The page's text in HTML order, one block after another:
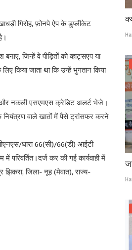
गिरोह, फ़ोनपे ऐप के डुप्लीकेट
जिन्हें वे पीड़ितों को व्हाट्सएप या
किया जाता था कि उन्हें भुगतान किया
और नकली एसएमएस क्रेडिट अलर्ट भेजे।
नियंत्रण वाले खातों में पैसे ट्रांसफर करने
धारा 66(सी)/66(डी) आईटी
कर की गई कार्यवाही में
झिकरा, जिला- नूह (मेवात), राज्य-